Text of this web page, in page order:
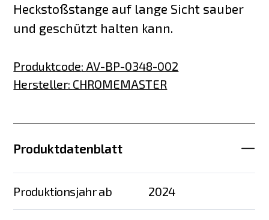
Heckstoßstange auf lange Sicht sauber
und geschützt halten kann.
Produktcode: AV-BP-0348-002
Hersteller: CHROMEMASTER
Produktdatenblatt
Produktionsjahr ab 2024